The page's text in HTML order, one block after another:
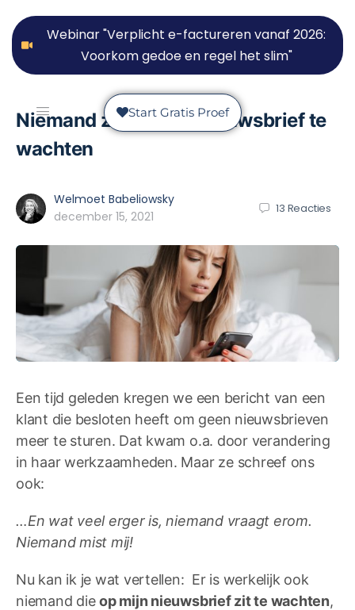
Webinar "Verplicht e-factureren vanaf 2026:
Voorkom gedoe en regel het slim"
Start Gratis Proef
Niemand zit op mijn nieuwsbrief te
wachten
Welmoet Babeliowsky
december 15, 2021
13 Reacties
Een tijd geleden kregen we een bericht van een
klant die besloten heeft om geen nieuwsbrieven
meer te sturen. Dat kwam o.a. door verandering
in haar werkzaamheden. Maar ze schreef ons
ook:
…En wat veel erger is, niemand vraagt erom.
Niemand mist mij!
Nu kan ik je wat vertellen: Er is werkelijk ook
niemand dieop mijn nieuwsbrief zit te wachten,